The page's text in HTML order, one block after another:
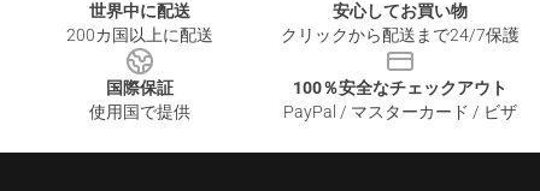
世界中に配送
200カ国以上に配送
安心してお買い物
クリックから配送まで24/7保護
国際保証
使用国で提供
100％安全なチェックアウト
PayPal / マスターカード / ビザ